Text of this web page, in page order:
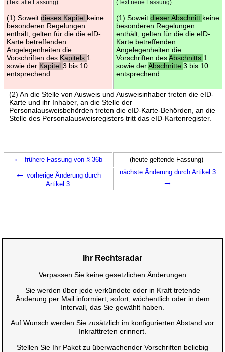
(Text alte Fassung)
(1) Soweit dieses Kapitel keine
besonderen Regelungen
enthält, gelten für die die eID-
Karte betreffenden
Angelegenheiten die
Vorschriften des Kapitels 1
sowie der Kapitel 3 bis 10
entsprechend.
(Text neue Fassung)
(1) Soweit dieser Abschnitt keine
besonderen Regelungen
enthält, gelten für die die eID-
Karte betreffenden
Angelegenheiten die
Vorschriften desAbschnitts 1
sowie derAbschnitte 3 bis 10
entsprechend.
(2) An die Stelle von Ausweis und Ausweisinhaber treten die eID-
Karte und ihr Inhaber, an die Stelle der
Personalausweisbehörden treten die eID-Karte-Behörden, an die
Stelle des Personalausweisregisters tritt das eID-Kartenregister.
← frühere Fassung von § 36b (heute geltende Fassung)
← vorherige Änderung durch
Artikel 3
nächste Änderung durch Artikel 3
→
Ihr Rechtsradar
Verpassen Sie keine gesetzlichen Änderungen
Sie werden über jede verkündete oder in Kraft tretende
Änderung per Mail informiert, sofort, wöchentlich oder in dem
Intervall, das Sie gewählt haben.
Auf Wunsch werden Sie zusätzlich im konfigurierten Abstand vor
Inkrafttreten erinnert.
Stellen Sie Ihr Paket zu überwachender Vorschriften beliebig